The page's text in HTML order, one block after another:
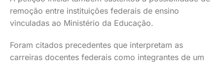
remoção entre instituições federais de ensino
vinculadas ao Ministério da Educação.
Foram citados precedentes que interpretam as
carreiras docentes federais como integrantes de um